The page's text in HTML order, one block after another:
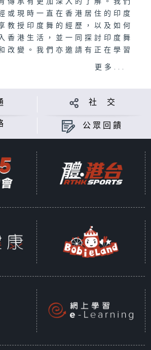
或現時一直在香港居住的印度
教授印度舞的經歷，以及如何
香港生活，並一同探討印度舞
改變。我們亦邀請有正在學習
更多...
社 交
公眾回饋